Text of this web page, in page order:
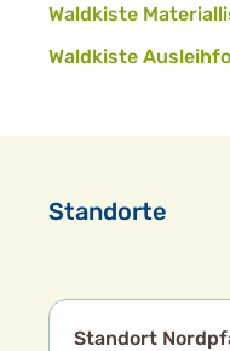
Waldkiste
Waldkiste
Standorte
Standort